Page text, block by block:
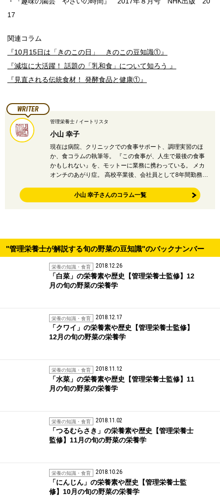
17
関連コラム
『10月15日は「きのこの日」 きのこの豆知識①』
『減塩に大活躍！ 話題の「乳和食」について知ろう 』
『見直される伝統食材！ 発酵食品と健康①』
WRITER
管理栄養士 / イートリスタ
小山 幸子
現在は病院、クリニックでの食事サポート、調理実習のほ
か、食コラムの執筆等。 『この食事が、人生で最後の食事
かもしれない』を、モットーに業務に携わっている。 メカ
オンチのあがり症。 高校卒業後、会社員として8年間勤務…
小山 幸子さんのコラム一覧
"管理栄養士が解説する旬の野菜の豆知識"のバックナンバー
栄養の知識・食育 2018.12.26
「白菜」の栄養素や歴史【管理栄養士監修】12
月の旬の野菜の栄養学
栄養の知識・食育 2018.12.17
「クワイ」の栄養素や歴史【管理栄養士監修】
12月の旬の野菜の栄養学
栄養の知識・食育 2018.11.12
「水菜」の栄養素や歴史【管理栄養士監修】11
月の旬の野菜の栄養学
栄養の知識・食育 2018.11.02
「つるむらさき」の栄養素や歴史【管理栄養士
監修】11月の旬の野菜の栄養学
栄養の知識・食育 2018.10.26
「にんじん」の栄養素や歴史【管理栄養士監
修】10月の旬の野菜の栄養学